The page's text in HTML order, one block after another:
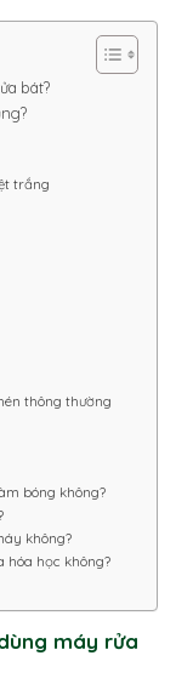
bát?
trắng
thông thường
bóng không?
không?
hóa học không?
máy rửa